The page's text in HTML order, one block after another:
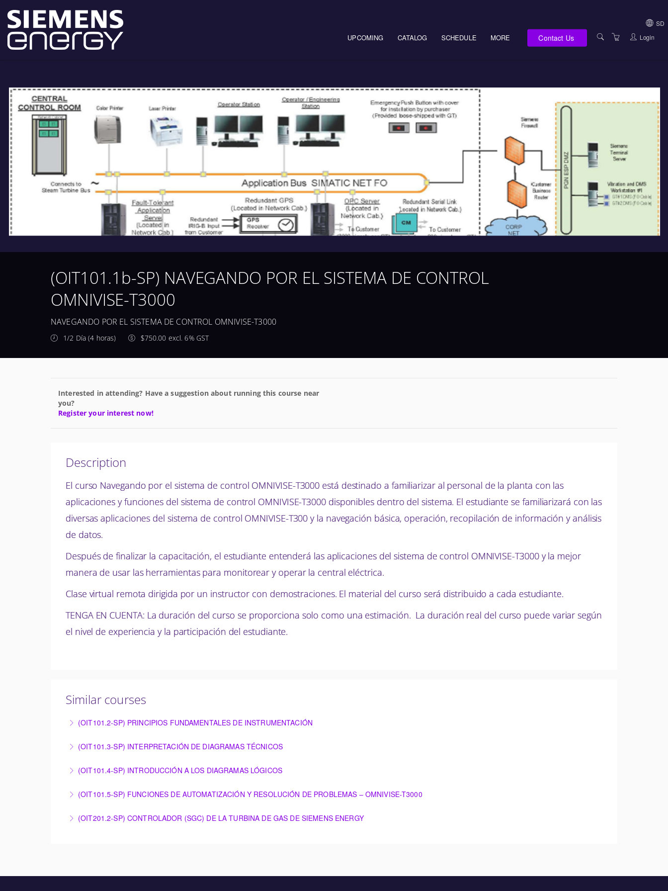
UPCOMING CATALOG SCHEDULE MORE
SERVICES
ABOUT US
LOCATIONS
SUPPORT TEAM
TERMS OF USE
PRIVACY NOTICES
Contact Us
SD
HAWAII SALES
NEW MEXICO
SOUTH DAKOTA
WEST VIRGINIA
CANADA SALES
INTERNATIONAL
Login
(OIT101.1b-SP) NAVEGANDO POR EL SISTEMA DE CONTROL
OMNIVISE-T3000
NAVEGANDO POR EL SISTEMA DE CONTROL OMNIVISE-T3000
1/2 Día (4 horas) $750.00 excl. 6% GST
Interested in attending? Have a suggestion about running this course near
you?
Register your interest now!
Description
El curso Navegando por el sistema de control OMNIVISE-T3000 está destinado a familiarizar al personal de la planta con las
aplicaciones y funciones del sistema de control OMNIVISE-T3000 disponibles dentro del sistema. El estudiante se familiarizará con las
diversas aplicaciones del sistema de control OMNIVISE-T300 y la navegación básica, operación, recopilación de información y análisis
de datos.
Después de finalizar la capacitación, el estudiante entenderá las aplicaciones del sistema de control OMNIVISE-T3000 y la mejor
manera de usar las herramientas para monitorear y operar la central eléctrica.
Clase virtual remota dirigida por un instructor con demostraciones. El material del curso será distribuido a cada estudiante.
TENGA EN CUENTA: La duración del curso se proporciona solo como una estimación. La duración real del curso puede variar según
el nivel de experiencia y la participación del estudiante.
Similar courses
(OIT101.2-SP) PRINCIPIOS FUNDAMENTALES DE INSTRUMENTACIÓN
(OIT101.3-SP) INTERPRETACIÓN DE DIAGRAMAS TÉCNICOS
(OIT101.4-SP) INTRODUCCIÓN A LOS DIAGRAMAS LÓGICOS
(OIT101.5-SP) FUNCIONES DE AUTOMATIZACIÓN Y RESOLUCIÓN DE PROBLEMAS – OMNIVISE-T3000
(OIT201.2-SP) CONTROLADOR (SGC) DE LA TURBINA DE GAS DE SIEMENS ENERGY